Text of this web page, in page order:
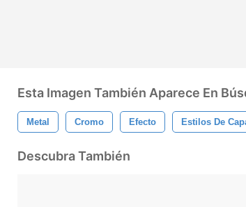
Esta Imagen También Aparece En
Metal Cromo Efecto Estilos De
Descubra También